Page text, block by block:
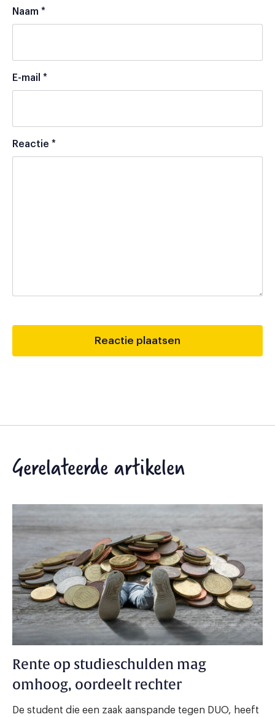
Naam *
E-mail *
Reactie *
Gerelateerde artikelen
Rente op studieschulden mag
omhoog, oordeelt rechter
De student die een zaak aanspande tegen DUO, heeft